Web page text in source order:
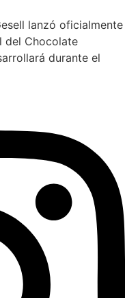
lanzó oficialmente
del Chocolate
durante el